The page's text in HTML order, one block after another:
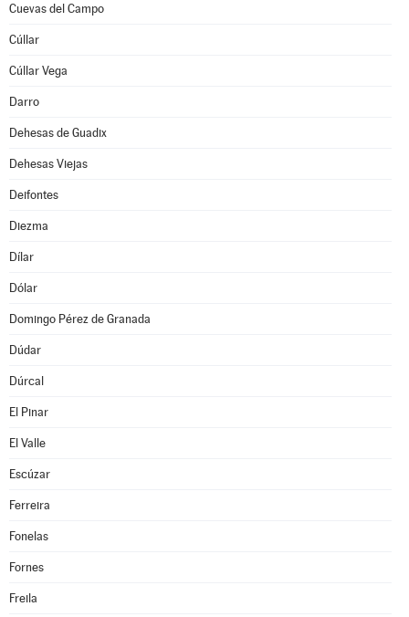
Cuevas del Campo
Cúllar
Cúllar Vega
Darro
Dehesas de Guadix
Dehesas Viejas
Deifontes
Diezma
Dílar
Dólar
Domingo Pérez de Granada
Dúdar
Dúrcal
El Pinar
El Valle
Escúzar
Ferreira
Fonelas
Fornes
Freila